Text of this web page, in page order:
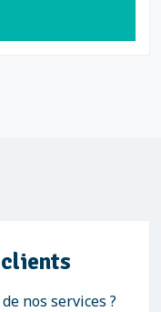
clients
nos services ?